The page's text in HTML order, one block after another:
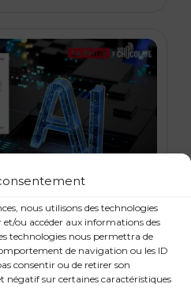
nous utilisons des technologies
et/ou accéder aux informations des
technologies nous permettra de
de navigation ou les ID
consentir ou de retirer son
sur certaines caractéristiques
des leaders de la
Le Point